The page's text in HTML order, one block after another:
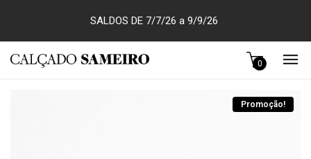
SALDOS DE 7/7/26 a 9/9/26
0
Promoção!